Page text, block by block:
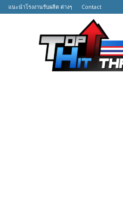
แนะนำโรงงานรับผลิต ต่างๆ Contact